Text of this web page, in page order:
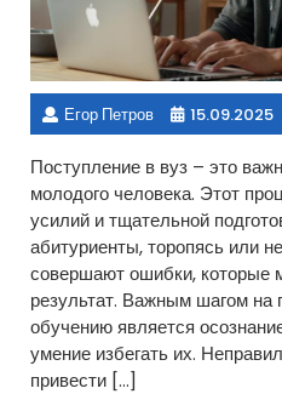
Егор Петров 15.09.2025
Поступление в вуз – это
молодого человека. Этот
усилий и тщательной
абитуриенты, торопясь или
совершают ошибки, которые
результат. Важным шагом на
обучению является
умение избегать их.
привести […]